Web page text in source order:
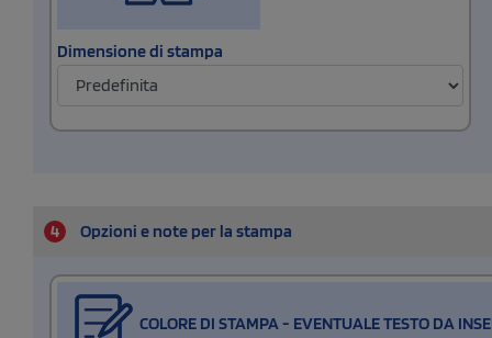
Dimensione di stampa
4 Opzioni e note per la stampa
COLORE DI STAMPA - EVENTUALE TESTO DA